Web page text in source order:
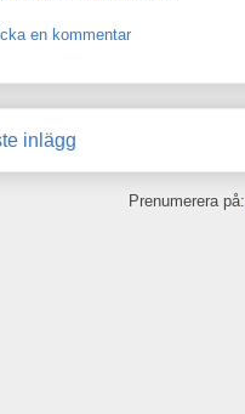
en kommentar
inlägg
Prenumerera på: